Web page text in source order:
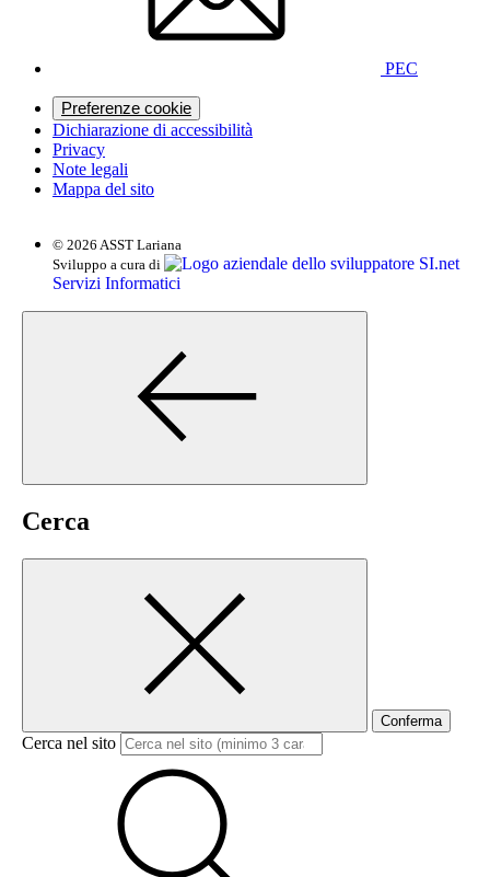
PEC
Preferenze cookie
Dichiarazione di accessibilità
Privacy
Note legali
Mappa del sito
© 2026 ASST Lariana
Sviluppo a cura di
SI.net
Servizi Informatici
Cerca
Conferma
Cerca nel sito